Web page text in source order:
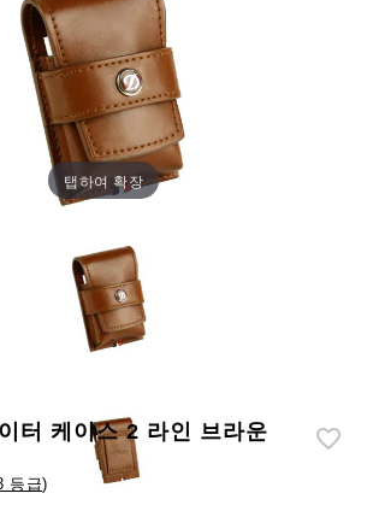
탭하여 확장
터 케이스 2 라인 브라운
등급)